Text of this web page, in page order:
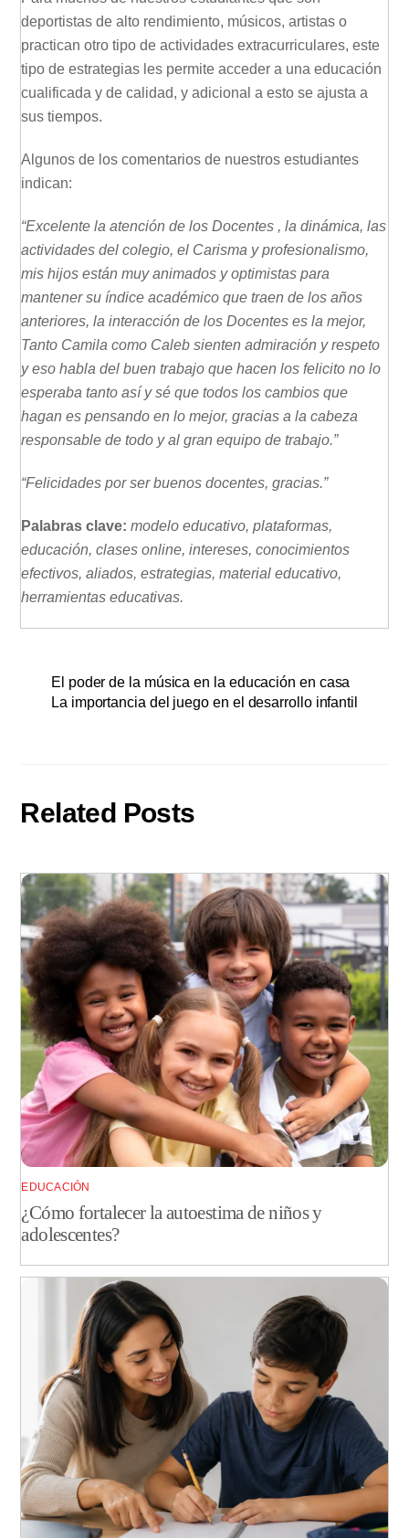
deportistas de alto rendimiento, músicos, artistas o
practican otro tipo de actividades extracurriculares, este
tipo de estrategias les permite acceder a una educación
cualificada y de calidad, y adicional a esto se ajusta a
sus tiempos.
Algunos de los comentarios de nuestros estudiantes
indican:
“Excelente la atención de los Docentes , la dinámica, las
actividades del colegio, el Carisma y profesionalismo,
mis hijos están muy animados y optimistas para
mantener su índice académico que traen de los años
anteriores, la interacción de los Docentes es la mejor,
Tanto Camila como Caleb sienten admiración y respeto
y eso habla del buen trabajo que hacen los felicito no lo
esperaba tanto así y sé que todos los cambios que
hagan es pensando en lo mejor, gracias a la cabeza
responsable de todo y al gran equipo de trabajo.”
“Felicidades por ser buenos docentes, gracias.”
Palabras clave: modelo educativo, plataformas,
educación, clases online, intereses, conocimientos
efectivos, aliados, estrategias, material educativo,
herramientas educativas.
El poder de la música en la educación en casa
La importancia del juego en el desarrollo infantil
Related Posts
EDUCACIÓN
¿Cómo fortalecer la autoestima de niños y
adolescentes?